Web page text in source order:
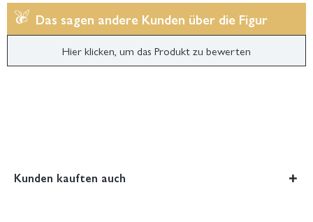
Das sagen andere Kunden über die Figur
Hier klicken, um das Produkt zu bewerten
Kunden kauften auch